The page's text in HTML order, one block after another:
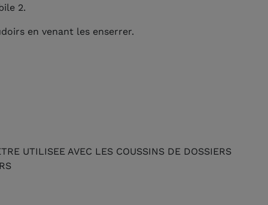
2.
en venant les enserrer.
UTILISEE AVEC LES COUSSINS DE DOSSIERS